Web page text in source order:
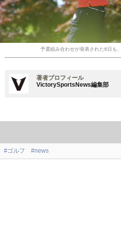
予選組み合わせが発表された6日も
著者プロフィール
VictorySportsNews編集部
#ゴルフ #news